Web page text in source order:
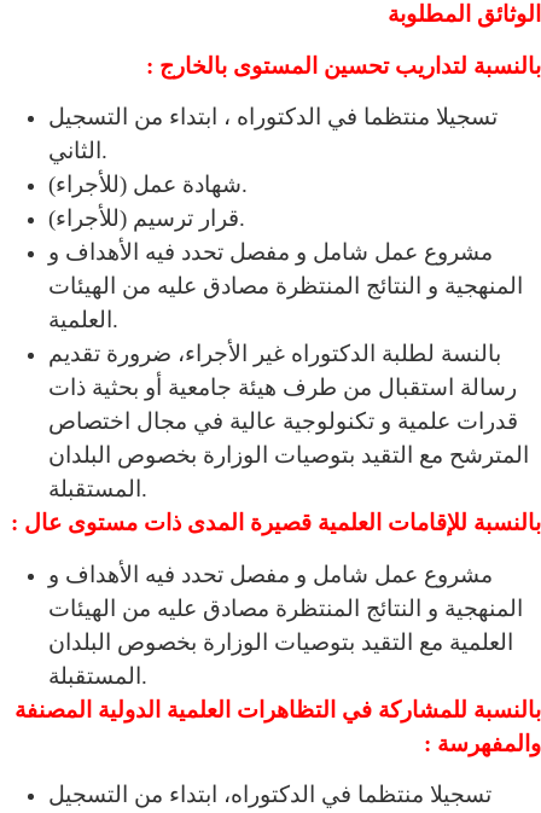
الوثائق المطلوبة
بالنسبة لتداريب تحسين المستوى بالخارج :
تسجيلا منتظما في الدكتوراه ، ابتداء من التسجيل
الثاني.
شهادة عمل (للأجراء).
قرار ترسيم (للأجراء).
مشروع عمل شامل و مفصل تحدد فيه الأهداف و
المنهجية و النتائج المنتظرة مصادق عليه من الهيئات
العلمية.
بالنسة لطلبة الدكتوراه غير الأجراء، ضرورة تقديم
رسالة استقبال من طرف هيئة جامعية أو بحثية ذات
قدرات علمية و تكنولوجية عالية في مجال اختصاص
المترشح مع التقيد بتوصيات الوزارة بخصوص البلدان
المستقبلة.
بالنسبة للإقامات العلمية قصيرة المدى ذات مستوى عال :
مشروع عمل شامل و مفصل تحدد فيه الأهداف و
المنهجية و النتائج المنتظرة مصادق عليه من الهيئات
العلمية مع التقيد بتوصيات الوزارة بخصوص البلدان
المستقبلة.
بالنسبة للمشاركة في التظاهرات العلمية الدولية المصنفة
والمفهرسة :
تسجيلا منتظما في الدكتوراه، ابتداء من التسجيل